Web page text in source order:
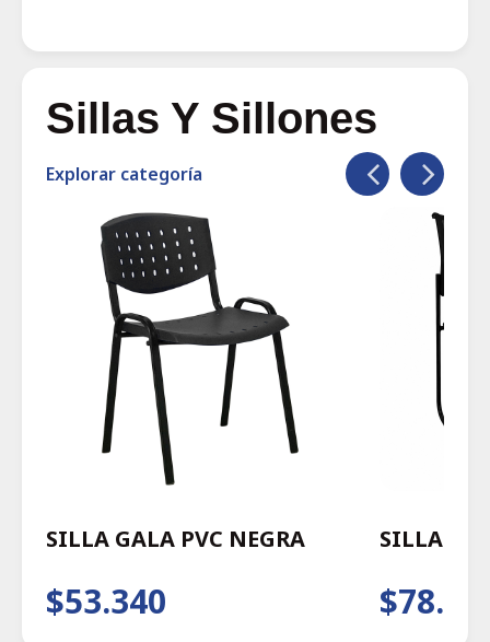
Sillas Y Sillones
Explorar categoría
SILLA GALA PVC NEGRA
$53.340
SILLA